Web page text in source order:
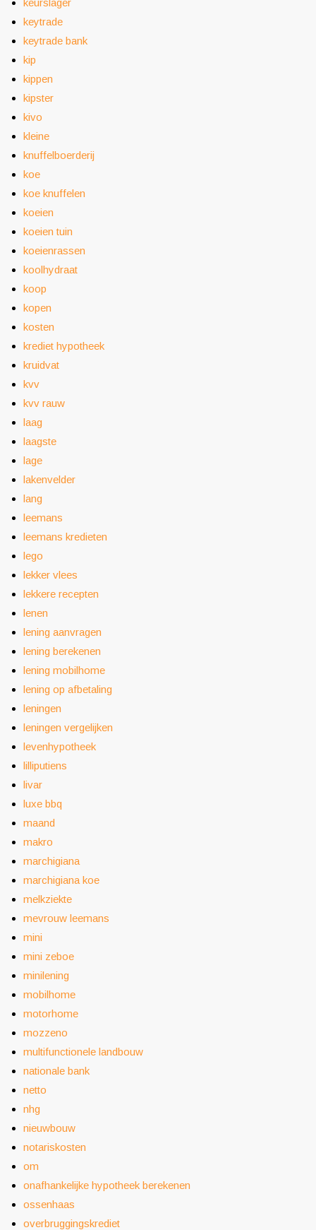
keurslager
keytrade
keytrade bank
kip
kippen
kipster
kivo
kleine
knuffelboerderij
koe
koe knuffelen
koeien
koeien tuin
koeienrassen
koolhydraat
koop
kopen
kosten
krediet hypotheek
kruidvat
kvv
kvv rauw
laag
laagste
lage
lakenvelder
lang
leemans
leemans kredieten
lego
lekker vlees
lekkere recepten
lenen
lening aanvragen
lening berekenen
lening mobilhome
lening op afbetaling
leningen
leningen vergelijken
levenhypotheek
lilliputiens
livar
luxe bbq
maand
makro
marchigiana
marchigiana koe
melkziekte
mevrouw leemans
mini
mini zeboe
minilening
mobilhome
motorhome
mozzeno
multifunctionele landbouw
nationale bank
netto
nhg
nieuwbouw
notariskosten
om
onafhankelijke hypotheek berekenen
ossenhaas
overbruggingskrediet